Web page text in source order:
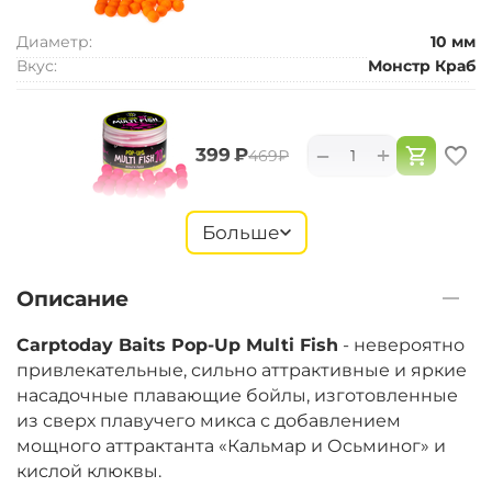
Диаметр:
10 мм
Вкус:
Монстр Краб
‍399‍ ₽‍469‍₽ +
−
‍399‍ ₽‍469‍₽ +
−
Диаметр:
10 мм
Вкус:
Мульти Фрукт
Больше
Описание
Carptoday Baits Pop-Up Multi Fish - невероятно
привлекательные, сильно аттрактивные и яркие
насадочные плавающие бойлы, изготовленные
из сверх плавучего микса с добавлением
мощного аттрактанта «Кальмар и Осьминог» и
кислой клюквы.